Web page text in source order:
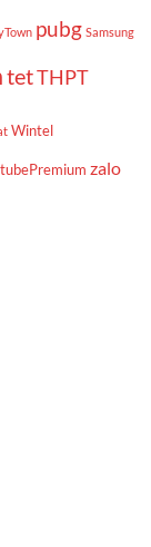
pubg Samsung
tetTHPT
Wintel
zalo